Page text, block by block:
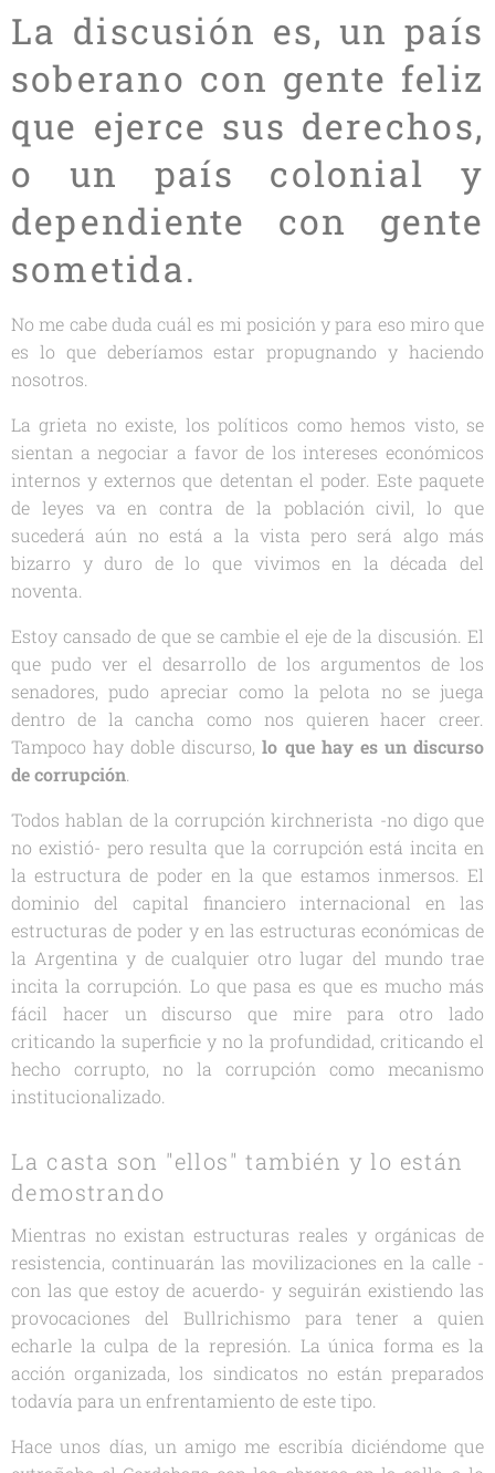
La discusión es, un país
soberano con gente feliz
que ejerce sus derechos,
o un país colonial y
dependiente con gente
sometida.
No me cabe duda cuál es mi posición y para eso miro que
es lo que deberíamos estar propugnando y haciendo
nosotros.
La grieta no existe, los políticos como hemos visto, se
sientan a negociar a favor de los intereses económicos
internos y externos que detentan el poder. Este paquete
de leyes va en contra de la población civil, lo que
sucederá aún no está a la vista pero será algo más
bizarro y duro de lo que vivimos en la década del
noventa.
Estoy cansado de que se cambie el eje de la discusión. El
que pudo ver el desarrollo de los argumentos de los
senadores, pudo apreciar como la pelota no se juega
dentro de la cancha como nos quieren hacer creer.
Tampoco hay doble discurso,lo que hay es un discurso
de corrupción.
Todos hablan de la corrupción kirchnerista -no digo que
no existió- pero resulta que la corrupción está incita en
la estructura de poder en la que estamos inmersos. El
dominio del capital financiero internacional en las
estructuras de poder y en las estructuras económicas de
la Argentina y de cualquier otro lugar del mundo trae
incita la corrupción. Lo que pasa es que es mucho más
fácil hacer un discurso que mire para otro lado
criticando la superficie y no la profundidad, criticando el
hecho corrupto, no la corrupción como mecanismo
institucionalizado.
La casta son "ellos" también y lo están
demostrando
Mientras no existan estructuras reales y orgánicas de
resistencia, continuarán las movilizaciones en la calle -
con las que estoy de acuerdo- y seguirán existiendo las
provocaciones del Bullrichismo para tener a quien
echarle la culpa de la represión. La única forma es la
acción organizada, los sindicatos no están preparados
todavía para un enfrentamiento de este tipo.
Hace unos días, un amigo me escribía diciéndome que